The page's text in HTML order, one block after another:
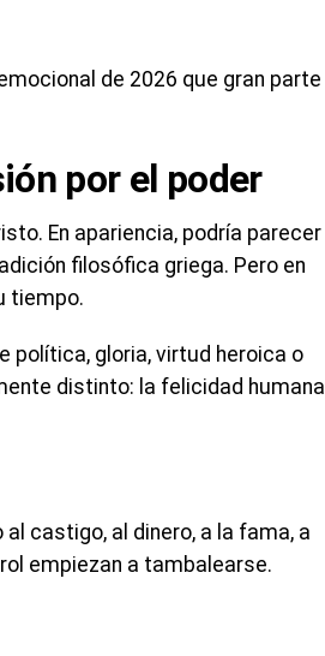
de 2026 que gran parte
por el poder
En apariencia, podría parecer
filosófica griega. Pero en
tiempo.
política, gloria, virtud heroica o
distinto: la felicidad humana
castigo, al dinero, a la fama, a
empiezan a tambalearse.